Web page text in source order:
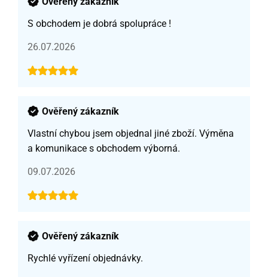
S obchodem je dobrá spolupráce !
26.07.2026
Ověřený zákazník
Vlastní chybou jsem objednal jiné zboží. Výměna
a komunikace s obchodem výborná.
09.07.2026
Ověřený zákazník
Rychlé vyřízení objednávky.